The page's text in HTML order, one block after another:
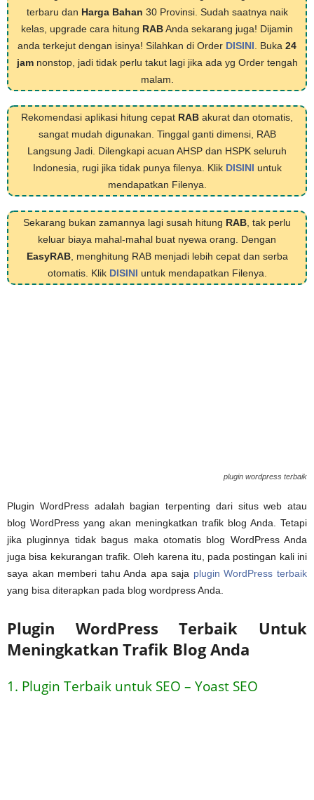
terbaru dan Harga Bahan 30 Provinsi. Sudah saatnya naik
kelas, upgrade cara hitung RABAnda sekarang juga! Dijamin
anda terkejut dengan isinya! Silahkan di Order DISINI . Buka 24
jamnonstop, jadi tidak perlu takut lagi jika ada yg Order tengah
malam.
Rekomendasi aplikasi hitung cepat RAB akurat dan otomatis,
sangat mudah digunakan. Tinggal ganti dimensi, RAB
Langsung Jadi. Dilengkapi acuan AHSP dan HSPK seluruh
Indonesia, rugi jika tidak punya filenya. Klik DISINI untuk
mendapatkan Filenya.
Sekarang bukan zamannya lagi susah hitung RAB , tak perlu
keluar biaya mahal-mahal buat nyewa orang. Dengan
EasyRAB, menghitung RAB menjadi lebih cepat dan serba
otomatis. Klik DISINI untuk mendapatkan Filenya.
plugin wordpress terbaik
Plugin WordPress adalah bagian terpenting dari situs web atau
blog WordPress yang akan meningkatkan trafik blog Anda. Tetapi
jika pluginnya tidak bagus maka otomatis blog WordPress Anda
juga bisa kekurangan trafik. Oleh karena itu, pada postingan kali ini
saya akan memberi tahu Anda apa saja plugin WordPress terbaik
yang bisa diterapkan pada blog wordpress Anda.
Plugin WordPress Terbaik Untuk
Meningkatkan Trafik Blog Anda
1. Plugin Terbaik untuk SEO – Yoast SEO